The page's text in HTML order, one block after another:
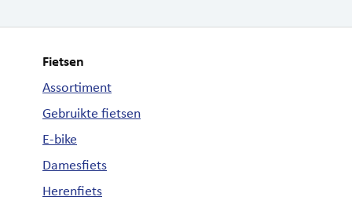
Fietsen
Assortiment
Gebruikte fietsen
E-bike
Damesfiets
Herenfiets